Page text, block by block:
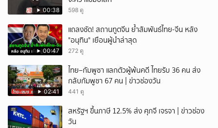
00:38 598 ดู
00:47
แถลงชัด! สถานทูตจีน ย้ำสัมพันธ์ไทย-จีน หลัง
"อนุทิน" เยือนผู้นำล่าสุด
272 ดู
02:41
ไทย–กัมพูชา แลกตัวผู้พ้นคดี ไทยรับ 36 คน ส่ง
กลับกัมพูชา 67 คน | ข่าวช่องวัน
441 ดู
สหรัฐฯ ขึ้นภาษี 12.5% ส่ง ศุภจี เจรจา | ข่าวช่อง
วัน